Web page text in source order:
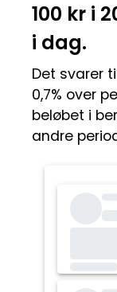
100 kr i
i dag.
Det svarer
0,7% over
beløbet i
andre